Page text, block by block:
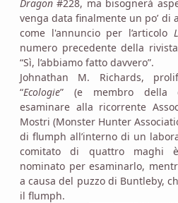
Dragon #228, ma bisognerà
venga data finalmente un po’ di
come l'annuncio per l’articolo
numero precedente della
“Sì, l’abbiamo fatto davvero”.
Johnathan M. Richards,
“Ecologie” (e membro della
esaminare alla ricorrente
Mostri (Monster Hunter
di flumph all’interno di un
comitato di quattro maghi
nominato per esaminarlo,
a causa del puzzo di Buntleby,
il flumph.